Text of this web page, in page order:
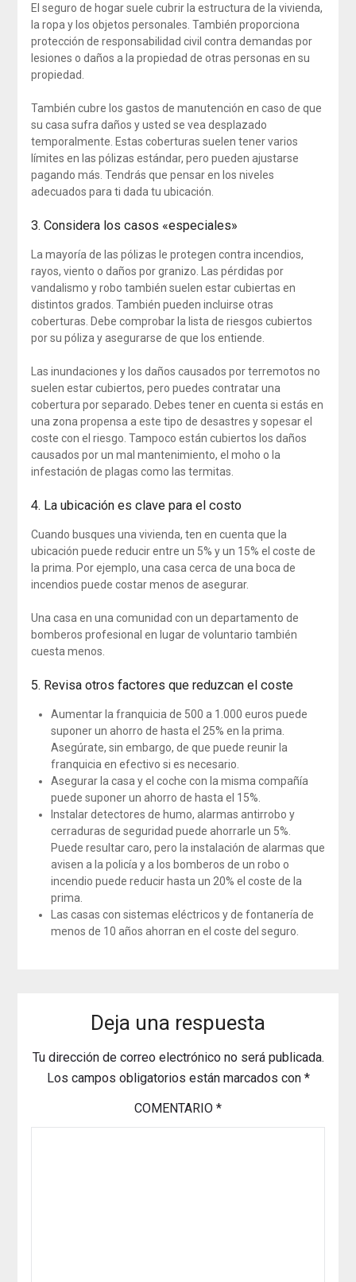
El seguro de hogar suele cubrir la estructura de la vivienda,
la ropa y los objetos personales. También proporciona
protección de responsabilidad civil contra demandas por
lesiones o daños a la propiedad de otras personas en su
propiedad.
También cubre los gastos de manutención en caso de que
su casa sufra daños y usted se vea desplazado
temporalmente. Estas coberturas suelen tener varios
límites en las pólizas estándar, pero pueden ajustarse
pagando más. Tendrás que pensar en los niveles
adecuados para ti dada tu ubicación.
3. Considera los casos «especiales»
La mayoría de las pólizas le protegen contra incendios,
rayos, viento o daños por granizo. Las pérdidas por
vandalismo y robo también suelen estar cubiertas en
distintos grados. También pueden incluirse otras
coberturas. Debe comprobar la lista de riesgos cubiertos
por su póliza y asegurarse de que los entiende.
Las inundaciones y los daños causados por terremotos no
suelen estar cubiertos, pero puedes contratar una
cobertura por separado. Debes tener en cuenta si estás en
una zona propensa a este tipo de desastres y sopesar el
coste con el riesgo. Tampoco están cubiertos los daños
causados por un mal mantenimiento, el moho o la
infestación de plagas como las termitas.
4. La ubicación es clave para el costo
Cuando busques una vivienda, ten en cuenta que la
ubicación puede reducir entre un 5% y un 15% el coste de
la prima. Por ejemplo, una casa cerca de una boca de
incendios puede costar menos de asegurar.
Una casa en una comunidad con un departamento de
bomberos profesional en lugar de voluntario también
cuesta menos.
5. Revisa otros factores que reduzcan el coste
Aumentar la franquicia de 500 a 1.000 euros puede
suponer un ahorro de hasta el 25% en la prima.
Asegúrate, sin embargo, de que puede reunir la
franquicia en efectivo si es necesario.
Asegurar la casa y el coche con la misma compañía
puede suponer un ahorro de hasta el 15%.
Instalar detectores de humo, alarmas antirrobo y
cerraduras de seguridad puede ahorrarle un 5%.
Puede resultar caro, pero la instalación de alarmas que
avisen a la policía y a los bomberos de un robo o
incendio puede reducir hasta un 20% el coste de la
prima.
Las casas con sistemas eléctricos y de fontanería de
menos de 10 años ahorran en el coste del seguro.
Deja una respuesta
Tu dirección de correo electrónico no será publicada.
Los campos obligatorios están marcados con *
COMENTARIO *